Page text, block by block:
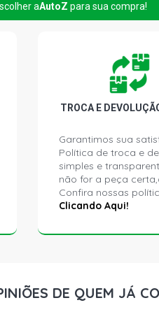
1999)
1999)
1999)
2002)
aAutoZ para sua compra!
TROCA E
Garantimos sua
Política de troca e
simples e
não for a peça
Confira nossas
Clicando Aqui!
DE QUEM JÁ